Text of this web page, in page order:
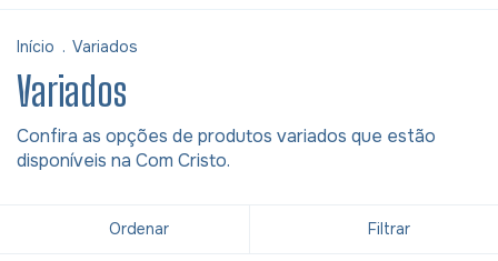
Início . Variados
Variados
Confira as opções de produtos variados que estão
disponíveis na Com Cristo.
Ordenar Filtrar